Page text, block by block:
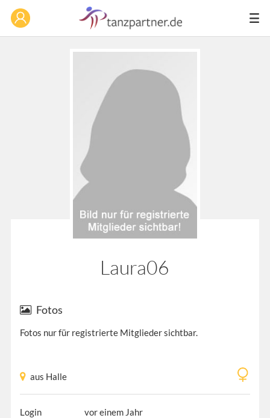
Laura06
Fotos
Fotos nur für registrierte Mitglieder sichtbar.
aus Halle
Login
vor einem Jahr